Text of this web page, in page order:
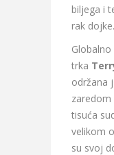
biljega i
rak dojke.
trka
održana
tisuća
velikom
su svoj